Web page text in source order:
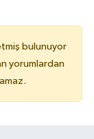
bulunuyor
yorumlardan